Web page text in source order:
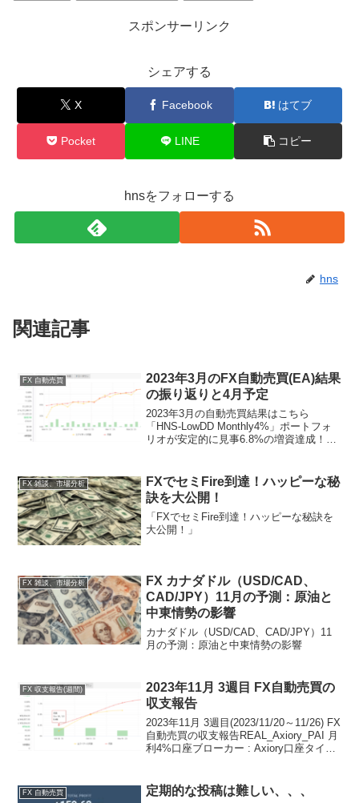
スポンサーリンク
シェアする
X Facebook はてブ
Pocket LINE コピー
hnsをフォローする
hns
関連記事
FX 自動売買
2023年3月のFX自動売買(EA)結果
の振り返りと4月予定
2023年3月の自動売買結果はこちら
「HNS-LowDD Monthly4%」ポートフォ
リオが安定的に見事6.8%の増資達成！！
FX 雑談、市場分析
FXでセミFire到達！ハッピーな秘
訣を大公開！
「FXでセミFire到達！ハッピーな秘訣を
大公開！」
FX 雑談、市場分析
FX カナダドル（USD/CAD、
CAD/JPY）11月の予測：原油と
中東情勢の影響
カナダドル（USD/CAD、CAD/JPY）11
月の予測：原油と中東情勢の影響
FX 収支報告(週間)
2023年11月 3週目 FX自動売買の
収支報告
2023年11月 3週目(2023/11/20～11/26) FX
自動売買の収支報告REAL_Axiory_PAI 月
利4%口座ブローカー : Axiory口座タイプ
FX 自動売買 定期的な投稿は難しい、、、